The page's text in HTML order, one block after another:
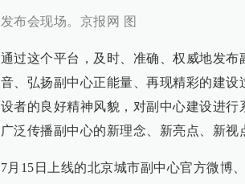
发布会现场。京报网 图
通过这个平台，及时、准确、权威地发
音、弘扬副中心正能量、再现精彩的建
设者的良好精神风貌，对副中心建设进
广泛传播副中心的新理念、新亮点、新视
7月15日上线的北京城市副中心官方微博